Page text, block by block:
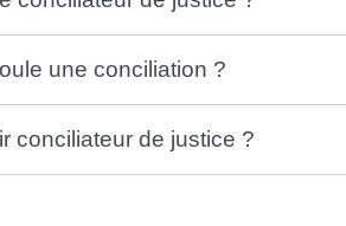
une conciliation ?
conciliateur de justice ?